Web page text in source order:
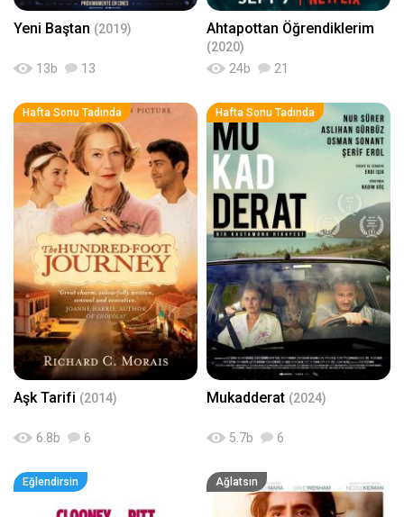
Yeni Baştan (2019)
13b 13
Ahtapottan Öğrendiklerim
(2020)
24b 21
Hafta Sonu Tadında
Aşk Tarifi (2014)
6.8b 6
Hafta Sonu Tadında
Mukadderat (2024)
5.7b 6
Eğlendirsin Ağlatsın